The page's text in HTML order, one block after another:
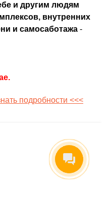
и другим людям
внутренних
и самосаботажа -
подробности <<<